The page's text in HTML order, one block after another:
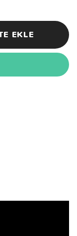
EKLE